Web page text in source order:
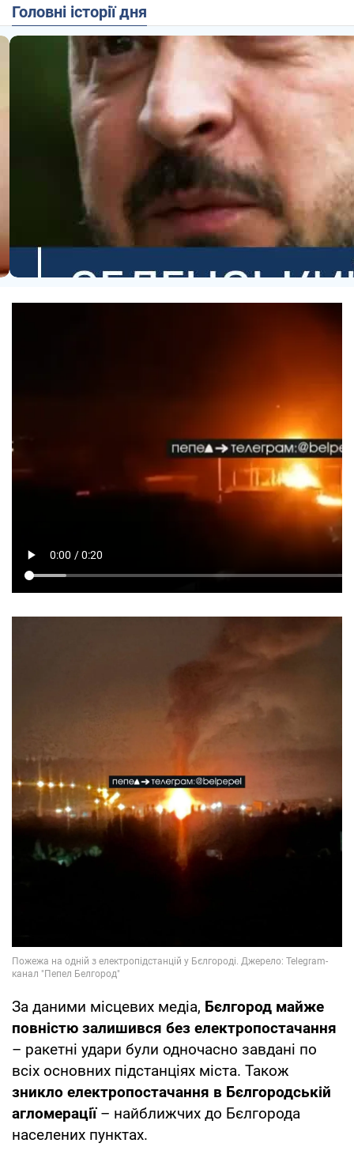
Головні історії дня
За даними місцевих медіа, Бєлгород майже
повністю залишився без електропостачання
– ракетні удари були одночасно завдані по
всіх основних підстанціях міста. Також
зникло електропостачання в Бєлгородській
агломерації– найближчих до Бєлгорода
населених пунктах.